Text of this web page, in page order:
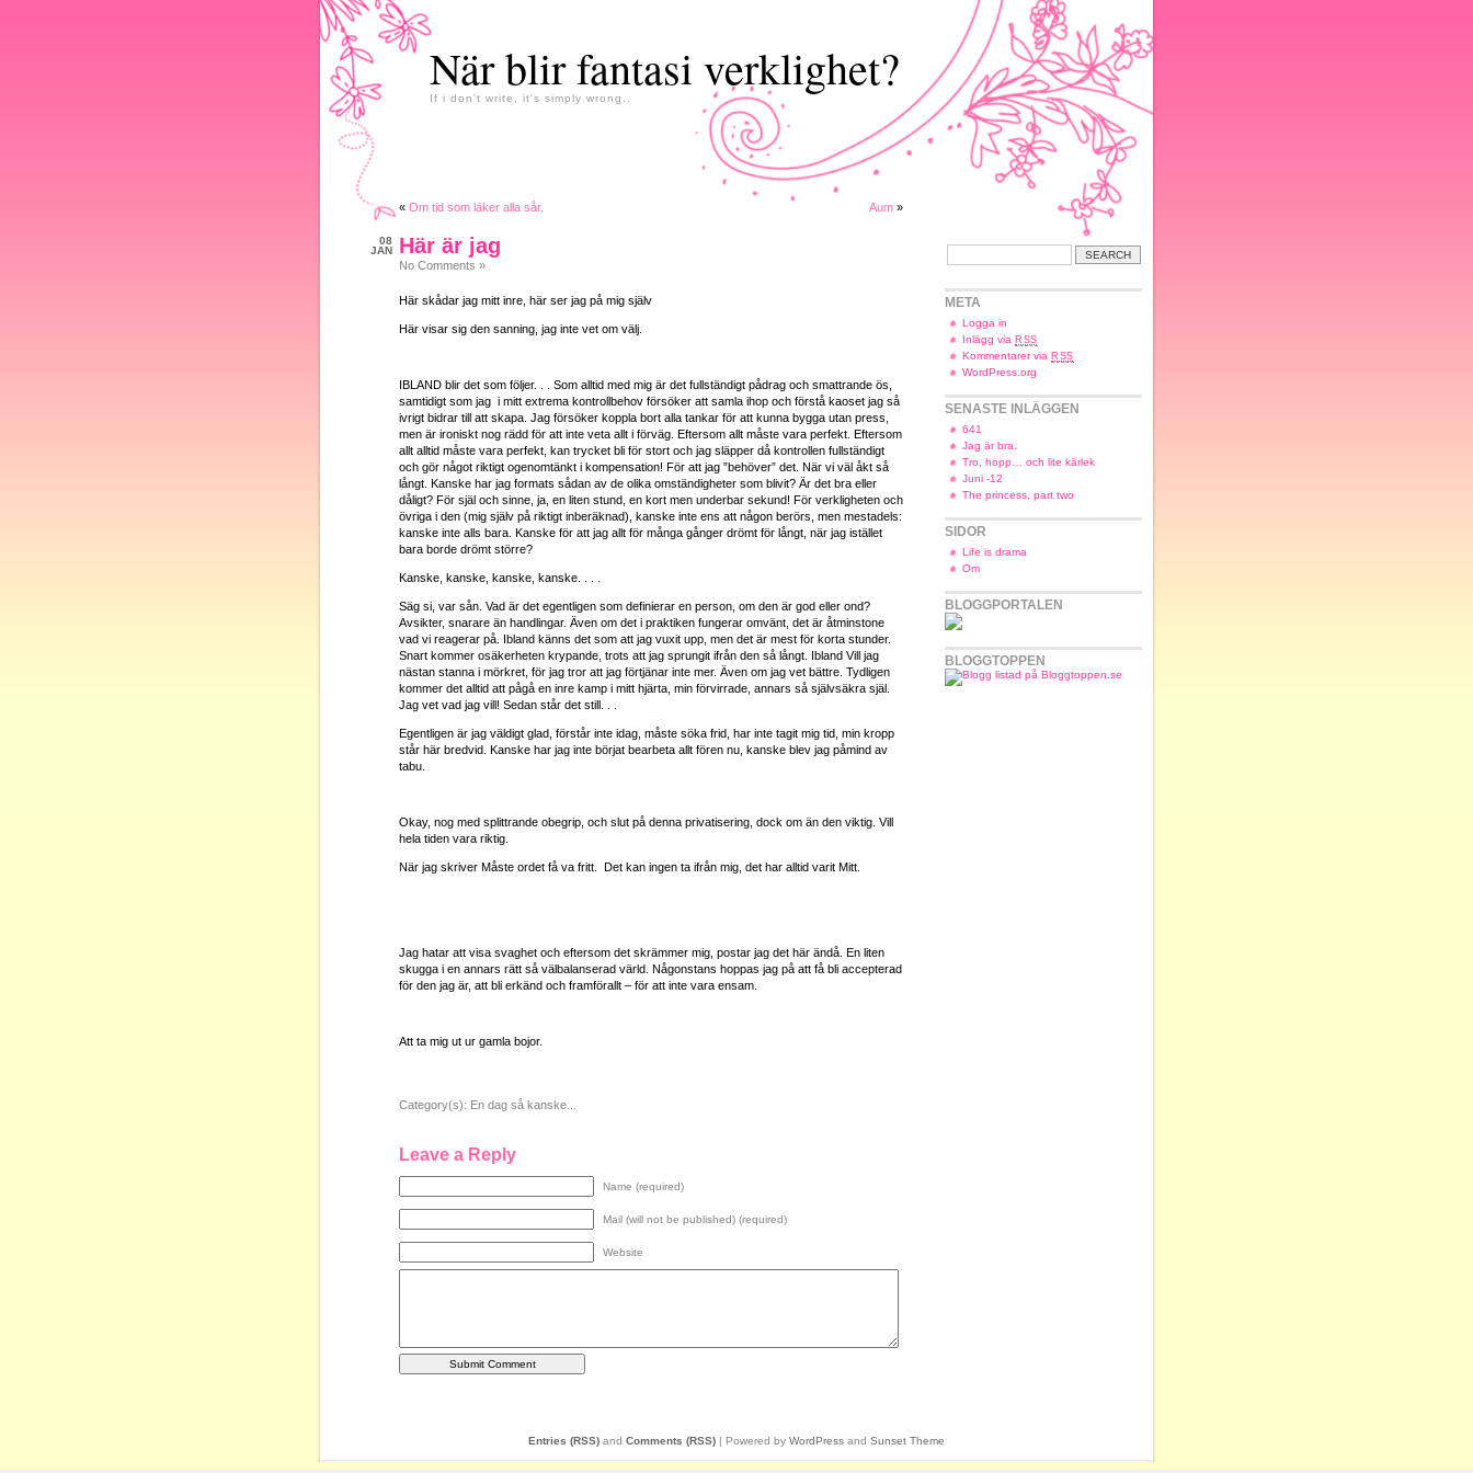
När blir fantasi verklighet?
If i don't write, it's simply wrong..
« Om tid som läker alla sår. Aum »
08
JAN
Här är jag
No Comments »
Här skådar jag mitt inre, här ser jag på mig själv
Här visar sig den sanning, jag inte vet om välj.
IBLAND blir det som följer. . . Som alltid med mig är det fullständigt pådrag och smattrande ös,
samtidigt som jag i mitt extrema kontrollbehov försöker att samla ihop och förstå kaoset jag så
ivrigt bidrar till att skapa. Jag försöker koppla bort alla tankar för att kunna bygga utan press,
men är ironiskt nog rädd för att inte veta allt i förväg. Eftersom allt måste vara perfekt. Eftersom
allt alltid måste vara perfekt, kan trycket bli för stort och jag släpper då kontrollen fullständigt
och gör något riktigt ogenomtänkt i kompensation! För att jag ”behöver” det. När vi väl åkt så
långt. Kanske har jag formats sådan av de olika omständigheter som blivit? Är det bra eller
dåligt? För själ och sinne, ja, en liten stund, en kort men underbar sekund! För verkligheten och
övriga i den (mig själv på riktigt inberäknad), kanske inte ens att någon berörs, men mestadels:
kanske inte alls bara. Kanske för att jag allt för många gånger drömt för långt, när jag istället
bara borde drömt större?
Kanske, kanske, kanske, kanske. . . .
Säg si, var sån. Vad är det egentligen som definierar en person, om den är god eller ond?
Avsikter, snarare än handlingar. Även om det i praktiken fungerar omvänt, det är åtminstone
vad vi reagerar på. Ibland känns det som att jag vuxit upp, men det är mest för korta stunder.
Snart kommer osäkerheten krypande, trots att jag sprungit ifrån den så långt. Ibland Vill jag
nästan stanna i mörkret, för jag tror att jag förtjänar inte mer. Även om jag vet bättre. Tydligen
kommer det alltid att pågå en inre kamp i mitt hjärta, min förvirrade, annars så självsäkra själ.
Jag vet vad jag vill! Sedan står det still. . .
Egentligen är jag väldigt glad, förstår inte idag, måste söka frid, har inte tagit mig tid, min kropp
står här bredvid. Kanske har jag inte börjat bearbeta allt fören nu, kanske blev jag påmind av
tabu.
Okay, nog med splittrande obegrip, och slut på denna privatisering, dock om än den viktig. Vill
hela tiden vara riktig.
När jag skriver Måste ordet få va fritt. Det kan ingen ta ifrån mig, det har alltid varit Mitt.
Jag hatar att visa svaghet och eftersom det skrämmer mig, postar jag det här ändå. En liten
skugga i en annars rätt så välbalanserad värld. Någonstans hoppas jag på att få bli accepterad
för den jag är, att bli erkänd och framförallt – för att inte vara ensam.
Att ta mig ut ur gamla bojor.
Category(s): En dag så kanske...
Leave a Reply
Name (required)
Mail (will not be published) (required)
Website
META
Logga in
Inlägg via RSS
Kommentarer via RSS
WordPress.org
SENASTE INLÄGGEN
641
Jag är bra.
Tro, hopp… och lite kärlek
Juni -12
The princess, part two
SIDOR
Life is drama
Om
BLOGGPORTALEN
BLOGGTOPPEN
Entries (RSS) and Comments (RSS) | Powered by WordPress and Sunset Theme